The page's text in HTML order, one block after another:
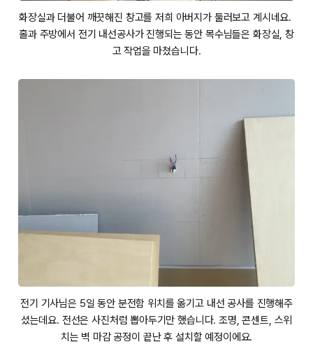
화장실과 더불어 깨끗해진 창고를 저희 아버지가 둘러보고 계시네요.
홀과 주방에서 전기 내선공사가 진행되는 동안 목수님들은 화장실, 창
고 작업을 마쳤습니다.
전기 기사님은 5일 동안 분전함 위치를 옮기고 내선 공사를 진행해주
셨는데요. 전선은 사진처럼 뽑아두기만 했습니다. 조명, 콘센트, 스위
치는 벽 마감 공정이 끝난 후 설치할 예정이에요.